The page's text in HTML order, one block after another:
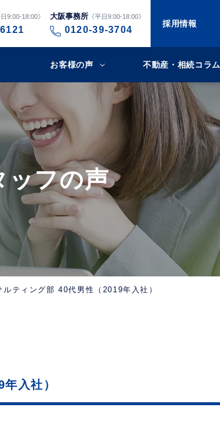
9:00-18:00》 大阪事務所《平日9:00-18:00》
0120-39-3704
採用情報
お客様の声 不動産・相続コラム
ッフの声
ティング部 40代男性（2019年入社）
入社）